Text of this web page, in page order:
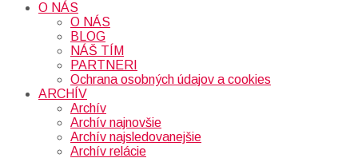
O NÁS
O NÁS
BLOG
NÁŠ TÍM
PARTNERI
Ochrana osobných údajov a cookies
ARCHÍV
Archív
Archív najnovšie
Archív najsledovanejšie
Archív relácie